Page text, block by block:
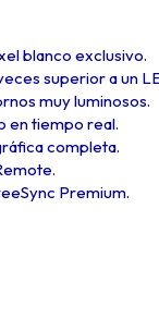
blanco exclusivo.
superior a un
muy luminosos.
en tiempo real.
completa.
Premium.